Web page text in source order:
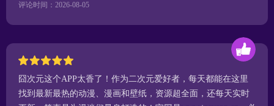
评论时间：2026-08-05
囧次元这个APP太香了！作为二次元爱好者，每天都能在这里
找到最新最热的动漫、漫画和壁纸，资源超全面，还每天实时